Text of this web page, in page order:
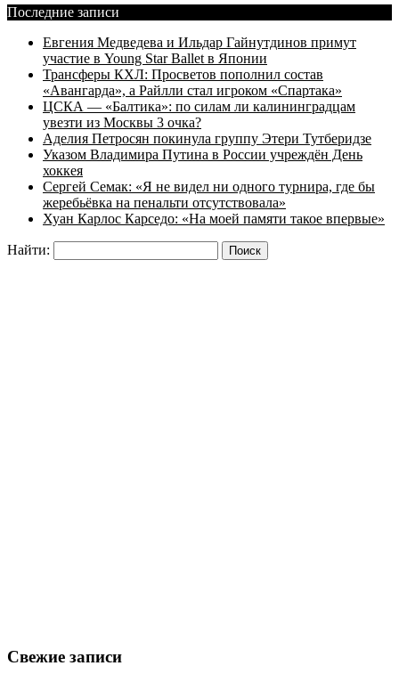
Последние записи
Евгения Медведева и Ильдар Гайнутдинов примут
участие в Young Star Ballet в Японии
Трансферы КХЛ: Просветов пополнил состав
«Авангарда», а Райлли стал игроком «Спартака»
ЦСКА — «Балтика»: по силам ли калининградцам
увезти из Москвы 3 очка?
Аделия Петросян покинула группу Этери Тутберидзе
Указом Владимира Путина в России учреждён День
хоккея
Сергей Семак: «Я не видел ни одного турнира, где бы
жеребьёвка на пенальти отсутствовала»
Хуан Карлос Карседо: «На моей памяти такое впервые»
Найти:
Свежие записи